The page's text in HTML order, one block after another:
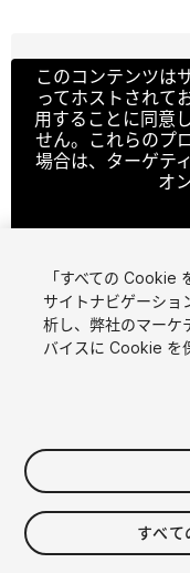
このコンテンツは
ってホストされて
用することに同意
せん。これらのプ
場合は、ターゲテ
オ
$9.99
消費税は決済時に計算さ
「すべての Cookie
サイトナビゲーショ
析し、弊社のマーケ
バイスに Cookie を
すべて